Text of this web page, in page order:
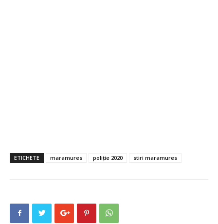
ETICHETE maramures poliție 2020 stiri maramures